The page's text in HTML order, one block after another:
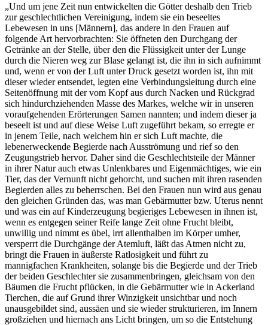
„Und um jene Zeit nun entwickelten die Götter deshalb den Trieb
zur geschlechtlichen Vereinigung, indem sie ein beseeltes
Lebewesen in uns [Männern], das andere in den Frauen auf
folgende Art hervorbrachten: Sie öffneten den Durchgang der
Getränke an der Stelle, über den die Flüssigkeit unter der Lunge
durch die Nieren weg zur Blase gelangt ist, die ihn in sich aufnimmt
und, wenn er von der Luft unter Druck gesetzt worden ist, ihn mit
dieser wieder entsendet, legten eine Verbindungsleitung durch eine
Seitenöffnung mit der vom Kopf aus durch Nacken und Rückgrad
sich hindurchziehenden Masse des Markes, welche wir in unseren
voraufgehenden Erörterungen Samen nannten; und indem dieser ja
beseelt ist und auf diese Weise Luft zugeführt bekam, so erregte er
in jenem Teile, nach welchem hin er sich Luft machte, die
lebenerweckende Begierde nach Ausströmung und rief so den
Zeugungstrieb hervor. Daher sind die Geschlechtsteile der Männer
in ihrer Natur auch etwas Unlenkbares und Eigenmächtiges, wie ein
Tier, das der Vernunft nicht gehorcht, und suchen mit ihren rasenden
Begierden alles zu beherrschen. Bei den Frauen nun wird aus genau
den gleichen Gründen das, was man Gebärmutter bzw. Uterus nennt
und was ein auf Kinderzeugung begieriges Lebewesen in ihnen ist,
wenn es entgegen seiner Reife lange Zeit ohne Frucht bleibt,
unwillig und nimmt es übel, irrt allenthalben im Körper umher,
versperrt die Durchgänge der Atemluft, läßt das Atmen nicht zu,
bringt die Frauen in äußerste Ratlosigkeit und führt zu
mannigfachen Krankheiten, solange bis die Begierde und der Trieb
der beiden Geschlechter sie zusammenbringen, gleichsam von den
Bäumen die Frucht pflücken, in die Gebärmutter wie in Ackerland
Tierchen, die auf Grund ihrer Winzigkeit unsichtbar und noch
unausgebildet sind, aussäen und sie wieder strukturieren, im Innern
großziehen und hiernach ans Licht bringen, um so die Entstehung